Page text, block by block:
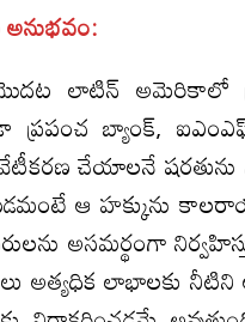
లాటిన్ అమెరికాలో
బ్యాంక్,
చేయాలనే
ఆ హక్కును
అసమర్థంగా
అత్యధిక లాభాలకు